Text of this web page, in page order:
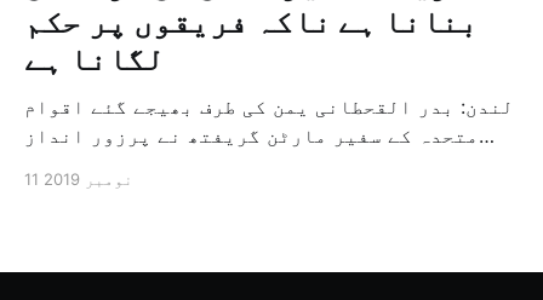
بنانا ہے ناکہ فریقوں پر حکم
لگانا ہے
لندن: بدر القحطانی یمن کی طرف بھیجے گئے اقوام
متحدہ کے سفیر مارٹن گریفتھ نے پرزور انداز
ثالثی اور اس کشمکش کی حدبندی کرنے کے لئے ایک
11 نومبر 2019